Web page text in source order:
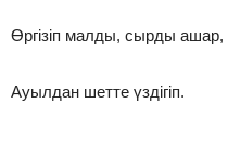
Өргізіп малды, сырды ашар,
Ауылдан шетте үздігіп.